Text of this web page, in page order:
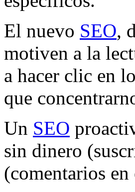
El nuevo SEO,
motiven a la
a hacer clic en
que
Un SEO
sin dinero
(comentarios